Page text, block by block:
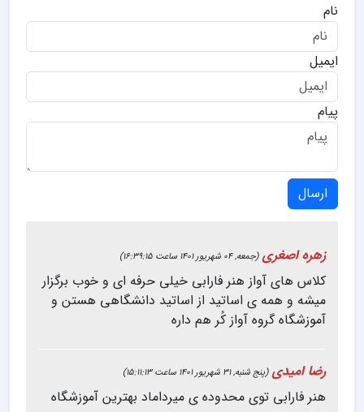
نام
ایمیل
پیام
ارسال
زهره اصغری (جمعه, 04 شهریور 1401 ساعت 16:39:15)
کلاس های آواز هنر فارابی خیلی حرفه ای و خوب برگزار
میشه و همه ی اساتید از اساتید دانشگاهی هستن و
آموزشگاه گروه آواز کُر هم داره
رضا امیدی (پنج شنبه, 31 شهریور 1401 ساعت 15:11:13)
هنر فارابی توی محدوده ی میرداماد بهترین آموزشگاه